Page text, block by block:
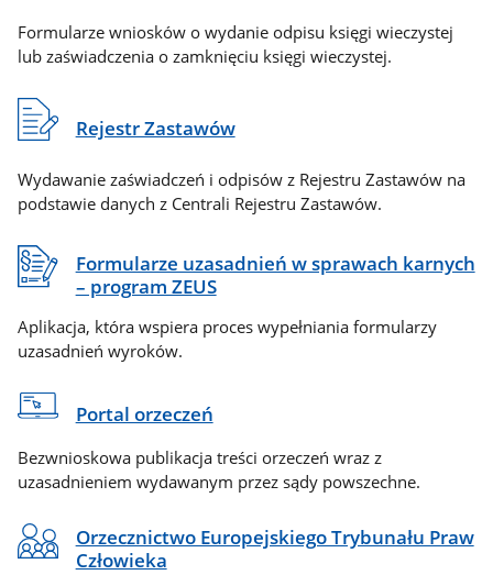
Formularze wniosków o wydanie odpisu księgi wieczystej
lub zaświadczenia o zamknięciu księgi wieczystej.
Rejestr Zastawów
Wydawanie zaświadczeń i odpisów z Rejestru Zastawów na
podstawie danych z Centrali Rejestru Zastawów.
Formularze uzasadnień w sprawach karnych
– program ZEUS
Aplikacja, która wspiera proces wypełniania formularzy
uzasadnień wyroków.
Portal orzeczeń
Bezwnioskowa publikacja treści orzeczeń wraz z
uzasadnieniem wydawanym przez sądy powszechne.
Orzecznictwo Europejskiego Trybunału Praw
Człowieka